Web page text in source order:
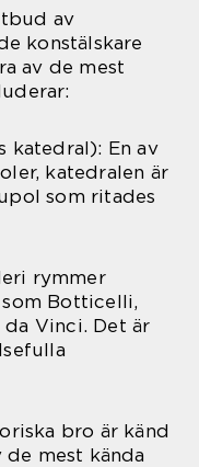
av
konstälskare
av de mest
katedral): En av
katedralen är
som ritades
rymmer
som Botticelli,
Vinci. Det är
bro är känd
mest kända